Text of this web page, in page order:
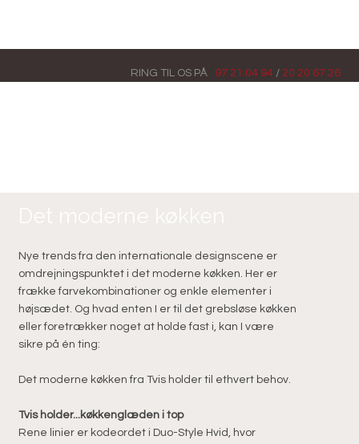
RING TIL OS​ PÅ 97 21 04 94 / 20 20 67 26
Nye trends fra den internationale designscene er
omdrejningspunktet i det moderne køkken. Her er
frække farvekombinationer og enkle ­elementer i
højsædet. Og hvad enten I er til det grebsløse køkken
eller foretrækker noget at holde fast i, kan I være
sikre på én ting:
Det ­moderne køkken fra Tvis holder til ethvert behov.
Tvis holder...køkkenglæden i top
Rene linier er kodeordet i Duo-Style Hvid, hvor